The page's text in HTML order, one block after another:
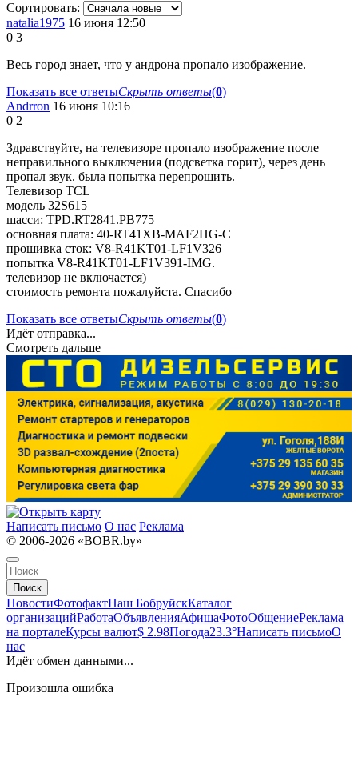
Сортировать:
natalia1975 16 июня 12:50
0 3
Весь город знает, что у андрона пропало изображение.
Показать все ответыСкрыть ответы(0)
Andrron 16 июня 10:16
0 2
Здравствуйте, на телевизоре пропало изображение после
неправильного выключения (подсветка горит), через день
пропал звук. была попытка перепрошить.
Телевизор TCL
модель 32S615
шасси: TPD.RT2841.PB775
основная плата: 40-RT41XB-MAF2HG-C
прошивка сток: V8-R41KT01-LF1V326
попытка V8-R41KT01-LF1V391-IMG.
телевизор не включается)
стоимость ремонта пожалуйста. Спасибо
Показать все ответыСкрыть ответы(0)
Идёт отправка...
Смотреть дальше
Написать письмо О нас Реклама
© 2006-2026 «BOBR.by»
Поиск
НовостиФотофактНаш БобруйскКаталог
организацийРаботаОбъявленияАфишаФотоОбщениеРеклама
на порталеКурсы валют$ 2.98Погода23.3°Написать письмоО
нас
Идёт обмен данными...
Произошла ошибка